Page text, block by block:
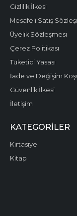
Gizlilik İlkesi
Mesafeli Satış
Üyelik Sözleşmesi
Çerez Politikası
Tüketici Yasası
İade ve Değişim
Güvenlik İlkesi
İletişim
KATEGORILER
Kırtasiye
Kitap